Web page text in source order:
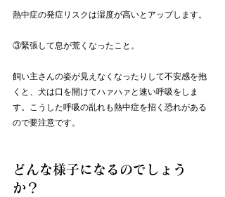
熱中症の発症リスクは湿度が高いとアップします。
③緊張して息が荒くなったこと。
飼い主さんの姿が見えなくなったりして不安感を抱
くと、犬は口を開けてハァハァと速い呼吸をしま
す。こうした呼吸の乱れも熱中症を招く恐れがある
ので要注意です。
どんな様子になるのでしょう
か？